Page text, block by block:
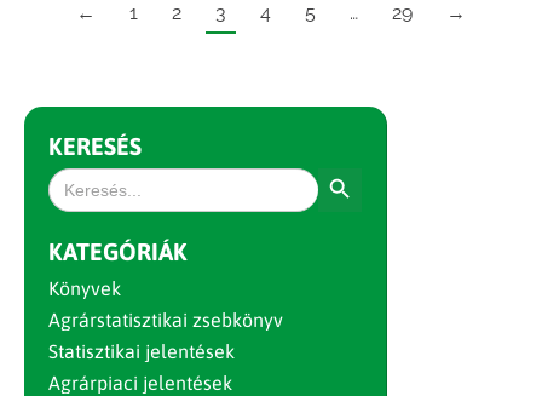
← 1 2 3 4 5 … 29 →
KERESÉS
Search
for:
KATEGÓRIÁK
Könyvek
Agrárstatisztikai zsebkönyv
Statisztikai jelentések
Agrárpiaci jelentések